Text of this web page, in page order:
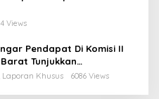
Views
Pendapat Di Komisi II
Tunjukkan
Masyarakat!
Khusus 6086 Views